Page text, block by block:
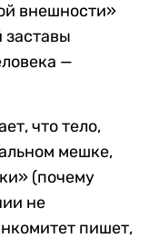
внешности»
заставы
—
что тело,
мешке,
(почему
не
пишет,